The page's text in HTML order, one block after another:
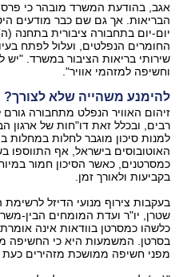
אגב, בהודעת המשרד מובהר כי
הבריאות. אך גם שם כבר מודעים
יום-יום בתחבורה ציבורית
שירותי בריאות הציבור במשרד. "יש
וחשיפה למזהמי אוויר".
להימנע משהייה שלא לצורך?
זיהום האוויר הנפלט מתחבורה גורם
רבים, ובכלל זאת דו"חות של ארגון
למנות סיכון מוגבר לחלות
האוטובוסים בישראל, אף התווספו
כמסרטנים, כאשר הסיכון חמור
בקביעות ולאורך זמן.
שטרן, יו"ר ועדת המומחים הבין-
כלשהו כמסרטן בוודאות אינה
בסרטן. המשמעות היא כי החשיפה
מפני חשיפה ממושכת מזהירים